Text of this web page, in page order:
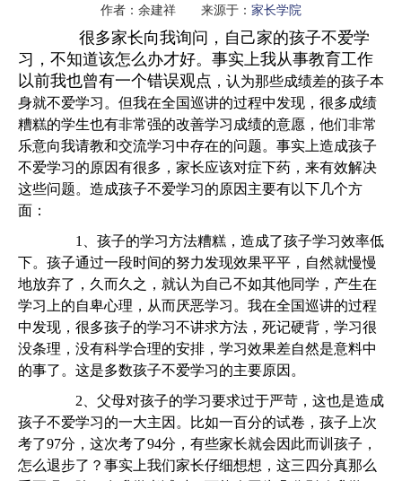
作者：余建祥 来源于： 家长学院
很多家长向我询问，自己家的孩子不爱学
习，不知道该怎么办才好。事实上我从事教育工作
以前我也曾有一个错误观点 ，认为那些成绩差的孩子本
身就不爱学习。但我在全国巡讲的过程中发现，很多成绩
糟糕的学生也有非常强的改善学习成绩的意愿，他们非常
乐意向我请教和交流学习中存在的问题。事实上造成孩子
不爱学习的原因有很多，家长应该对症下药，来有效解决
这些问题。造成孩子不爱学习的原因主要有以下几个方
面：
1、孩子的学习方法糟糕，造成了孩子学习效率低
下。孩子通过一段时间的努力发现效果平平，自然就慢慢
地放弃了，久而久之，就认为自己不如其他同学，产生在
学习上的自卑心理，从而厌恶学习。我在全国巡讲的过程
中发现，很多孩子的学习不讲求方法，死记硬背，学习很
没条理，没有科学合理的安排，学习效果差自然是意料中
的事了。这是多数孩子不爱学习的主要原因。
2、父母对孩子的学习要求过于严苛，这也是造成
孩子不爱学习的一大主因。比如一百分的试卷，孩子上次
考了97分，这次考了94分，有些家长就会因此而训孩子，
怎么退步了？事实上我们家长仔细想想，这三四分真那么